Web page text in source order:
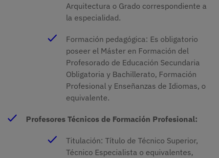
Arquitectura o Grado correspondiente a
la especialidad.
Formación pedagógica: Es obligatorio
poseer el Máster en Formación del
Profesorado de Educación Secundaria
Obligatoria y Bachillerato, Formación
Profesional y Enseñanzas de Idiomas, o
equivalente.
Profesores Técnicos de Formación Profesional:
Titulación: Título de Técnico Superior,
Técnico Especialista o equivalentes,